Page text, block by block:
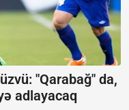
"Qarabağ" da,
adlayacaq